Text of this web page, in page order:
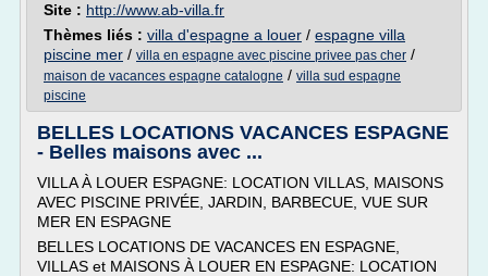
Site : http://www.ab-villa.fr
Thèmes liés : villa d'espagne a louer / espagne villa
piscine mer / villa en espagne avec piscine privee pas cher /
maison de vacances espagne catalogne / villa sud espagne
piscine
BELLES LOCATIONS VACANCES ESPAGNE
- Belles maisons avec ...
VILLA À LOUER ESPAGNE: LOCATION VILLAS, MAISONS
AVEC PISCINE PRIVÉE, JARDIN, BARBECUE, VUE SUR
MER EN ESPAGNE
BELLES LOCATIONS DE VACANCES EN ESPAGNE,
VILLAS et MAISONS À LOUER EN ESPAGNE: LOCATION